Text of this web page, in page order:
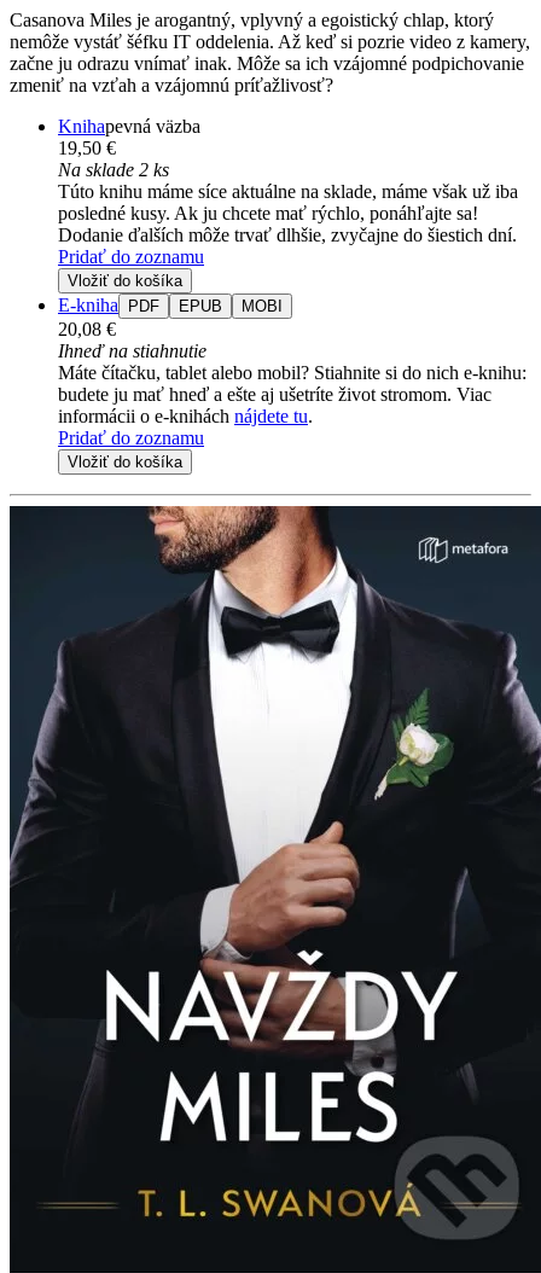
Casanova Miles je arogantný, vplyvný a egoistický chlap, ktorý
nemôže vystáť šéfku IT oddelenia. Až keď si pozrie video z kamery,
začne ju odrazu vnímať inak. Môže sa ich vzájomné podpichovanie
zmeniť na vzťah a vzájomnú príťažlivosť?
Knihapevná väzba
19,50 €
Na sklade 2 ks
Túto knihu máme síce aktuálne na sklade, máme však už iba
posledné kusy. Ak ju chcete mať rýchlo, ponáhľajte sa!
Dodanie ďalších môže trvať dlhšie, zvyčajne do šiestich dní.
Pridať do zoznamu
Vložiť do košíka
E-kniha PDF EPUB MOBI
20,08 €
Ihneď na stiahnutie
Máte čítačku, tablet alebo mobil? Stiahnite si do nich e-knihu:
budete ju mať hneď a ešte aj ušetríte život stromom. Viac
informácii o e-knihách nájdete tu.
Pridať do zoznamu
Vložiť do košíka